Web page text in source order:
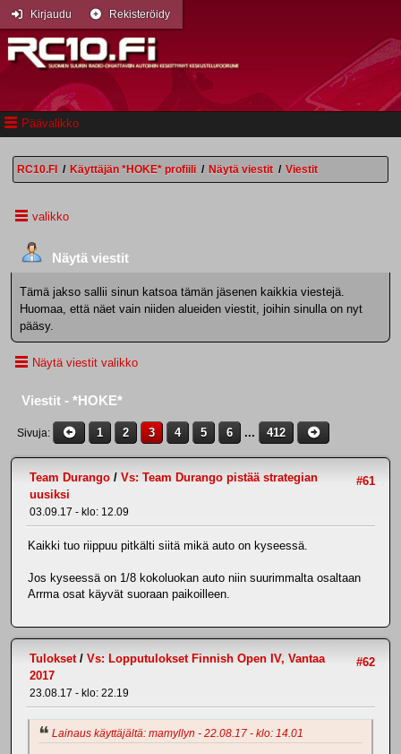
Päävalikko
Kirjaudu Rekisteröidy
RC10.FI / Käyttäjän *HOKE* profiili / Näytä viestit / Viestit
valikko
Näytä viestit
Tämä jakso sallii sinun katsoa tämän jäsenen kaikkia viestejä.
Huomaa, että näet vain niiden alueiden viestit, joihin sinulla on nyt
pääsy.
Näytä viestit valikko
Viestit - *HOKE*
Sivuja 1 2 3 4 5 6 ... 412
#61
Team Durango / Vs: Team Durango pistää strategian
uusiksi
03.09.17 - klo: 12.09
Kaikki tuo riippuu pitkälti siitä mikä auto on kyseessä.
Jos kyseessä on 1/8 kokoluokan auto niin suurimmalta osaltaan
Arrma osat käyvät suoraan paikoilleen.
#62
Tulokset/ Vs: Lopputulokset Finnish Open IV, Vantaa
2017
23.08.17 - klo: 22.19
Lainaus käyttäjältä: mamyllyn - 22.08.17 - klo: 14.01